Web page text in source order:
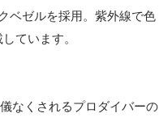
ベゼルを採用。紫外線で色
ています。
なくされるプロダイバーの